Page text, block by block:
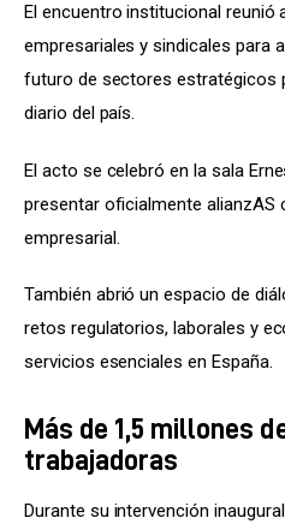
El encuentro institucional reunió
empresariales y sindicales para
futuro de sectores estratégicos
diario del país.
El acto se celebró en la sala
presentar oficialmente alianzAS
empresarial.
También abrió un espacio de
retos regulatorios, laborales y
servicios esenciales en España.
Más de 1,5 millones
trabajadoras
Durante su intervención